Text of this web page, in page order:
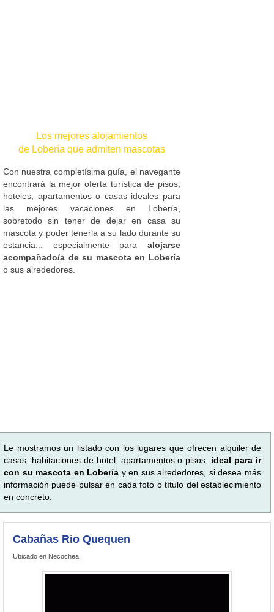
Los mejores alojamientos
de Lobería que admiten mascotas
Con nuestra completísima guía, el navegante
encontrará la mejor oferta turística de pisos,
hoteles, apartamentos o casas ideales para
las mejores vacaciones en Lobería,
sobretodo sin tener de dejar en casa su
mascota y poder tenerla a su lado durante su
estancia... especialmente para alojarse
acompañado/a de su mascota en Lobería
o sus alrededores.
Le mostramos un listado con los lugares que ofrecen alquiler de
casas, habitaciones de hotel, apartamentos o pisos, ideal para ir
con su mascota en Lobería y en sus alrededores, si desea más
información puede pulsar en cada foto o título del establecimiento
en concreto.
Cabañas Rio Quequen
Ubicado en Necochea